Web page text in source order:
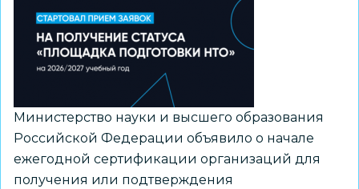
из
рекомендуемого
перечня
Минпросвещения
России
Министерство науки и высшего образования
Российской Федерации объявило о начале
ежегодной сертификации организаций для
получения или подтверждения